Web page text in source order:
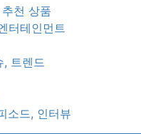
천 상품
터테인먼트
, 트렌드
소드, 인터뷰